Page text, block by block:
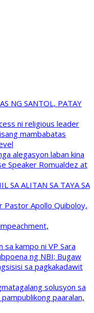
NG SANTOL, PATAY
ni religious leader
mambabatas
alegasyon laban kina
Speaker Romualdez at
SA ALITAN SA TAYA SA
Pastor Apollo Quiboloy,
kampo ni VP Sara
ng NBI; Bugaw
sa pagkakadawit
solusyon sa
paaralan,